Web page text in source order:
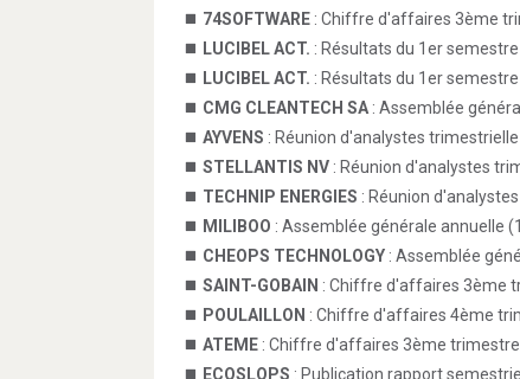
74SOFTWARE : Chiffre d'affaires 3ème
LUCIBEL ACT. : Résultats du 1er
LUCIBEL ACT. : Résultats du 1er
CMG CLEANTECH SA : Assemblée
AYVENS : Réunion d'analystes
STELLANTIS NV : Réunion d'analystes
TECHNIP ENERGIES : Réunion
MILIBOO : Assemblée générale annuelle
CHEOPS TECHNOLOGY : Assemblée
SAINT-GOBAIN : Chiffre d'affaires 3ème
POULAILLON : Chiffre d'affaires 4ème
ATEME : Chiffre d'affaires 3ème
ECOSLOPS : Publication rapport